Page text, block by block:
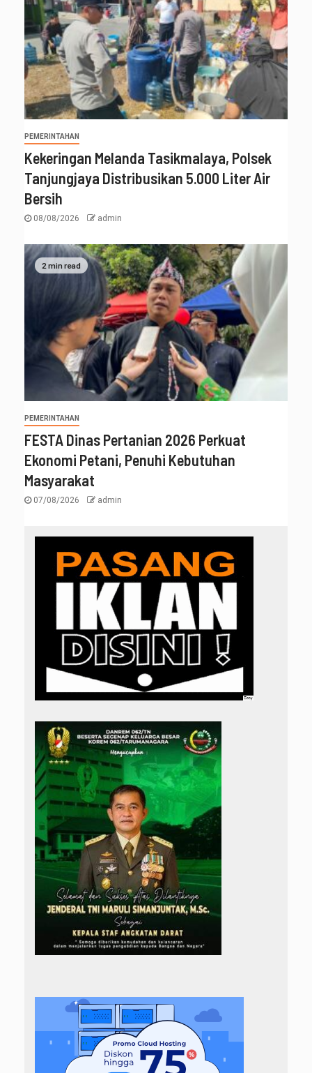
PEMERINTAHAN
Kekeringan Melanda Tasikmalaya, Polsek
Tanjungjaya Distribusikan 5.000 Liter Air
Bersih
08/08/2026 admin
2 min read
PEMERINTAHAN
FESTA Dinas Pertanian 2026 Perkuat
Ekonomi Petani, Penuhi Kebutuhan
Masyarakat
07/08/2026 admin